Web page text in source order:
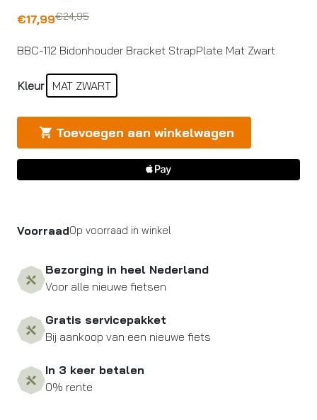
€24,95
Oorspronkelijke
was:
€24,95.
€17,99
Huidige
is:
€17,99.
BBC-112 Bidonhouder Bracket StrapPlate Mat Zwart
Kleur MAT ZWART
Toevoegen aan winkelwagen
VoorraadOp voorraad in winkel
Bezorging in heel Nederland
Voor alle nieuwe fietsen
Gratis servicepakket
Bij aankoop van een nieuwe fiets
In 3 keer betalen
0% rente